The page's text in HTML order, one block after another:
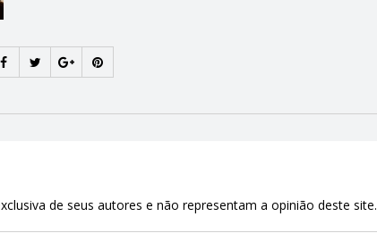
de seus autores e não representam a opinião deste site.